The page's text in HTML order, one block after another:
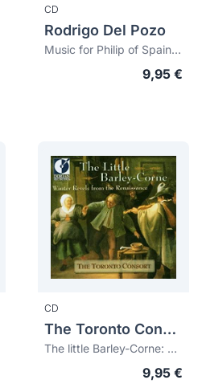
CD
Rodrigo Del Pozo
Music for Philip of Spain and his four wives
9,95 €
CD
The Toronto Consort
The little Barley-Corne: winter revels from the renaissance
9,95 €